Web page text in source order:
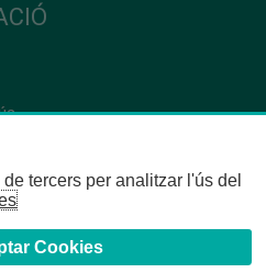
tercers per analitzar l'ús del
Cookies